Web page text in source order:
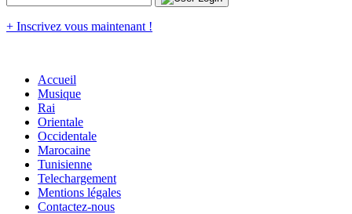
+ Inscrivez vous maintenant !
Accueil
Musique
Rai
Orientale
Occidentale
Marocaine
Tunisienne
Telechargement
Mentions légales
Contactez-nous